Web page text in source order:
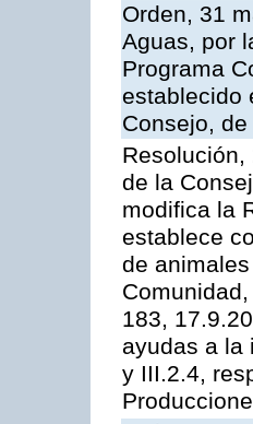
Orden, 31
Aguas, por
Programa
establecido
Consejo,
de la
modifica la
establece
de
183,
ayudas a la
y III.2.4,